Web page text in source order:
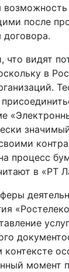
после
договора.
что видят
в
процесс
в «РТ
момент